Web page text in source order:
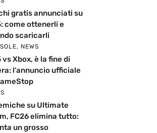
gratis annunciati su
come ottenerli e
scaricarli
, NEWS
vs Xbox, è la fine di
l’annuncio ufficiale
su Ultimate
FC26 elimina tutto:
un grosso